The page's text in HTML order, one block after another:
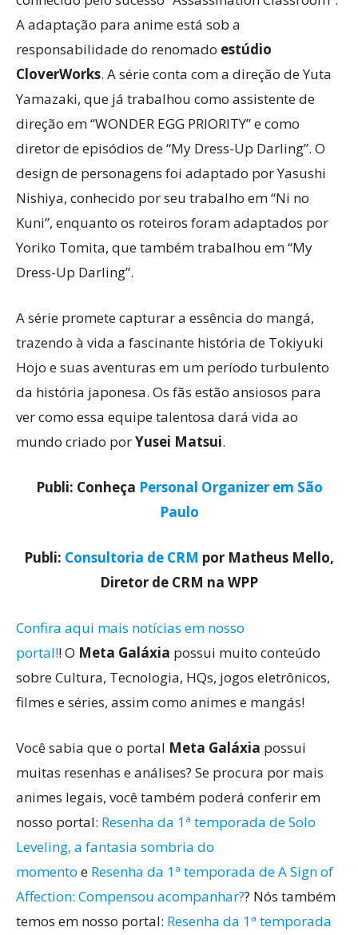
A adaptação para anime está sob a
responsabilidade do renomado estúdio
CloverWorks. A série conta com a direção de Yuta
Yamazaki, que já trabalhou como assistente de
direção em “WONDER EGG PRIORITY” e como
diretor de episódios de “My Dress-Up Darling”. O
design de personagens foi adaptado por Yasushi
Nishiya, conhecido por seu trabalho em “Ni no
Kuni”, enquanto os roteiros foram adaptados por
Yoriko Tomita, que também trabalhou em “My
Dress-Up Darling”.
A série promete capturar a essência do mangá,
trazendo à vida a fascinante história de Tokiyuki
Hojo e suas aventuras em um período turbulento
da história japonesa. Os fãs estão ansiosos para
ver como essa equipe talentosa dará vida ao
mundo criado porYusei Matsui.
Publi: Conheça Personal Organizer em São
Paulo
Publi: Consultoria de CRM por Matheus Mello,
Diretor de CRM na WPP
Confira aqui mais notícias em nosso
portal!! O Meta Galáxia possui muito conteúdo
sobre Cultura, Tecnologia, HQs, jogos eletrônicos,
filmes e séries, assim como animes e mangás!
Você sabia que o portal Meta Galáxia possui
muitas resenhas e análises? Se procura por mais
animes legais, você também poderá conferir em
nosso portal: Resenha da 1ª temporada de Solo
Leveling, a fantasia sombria do
momento e Resenha da 1ª temporada de A Sign of
Affection: Compensou acompanhar?? Nós também
temos em nosso portal: Resenha da 1ª temporada